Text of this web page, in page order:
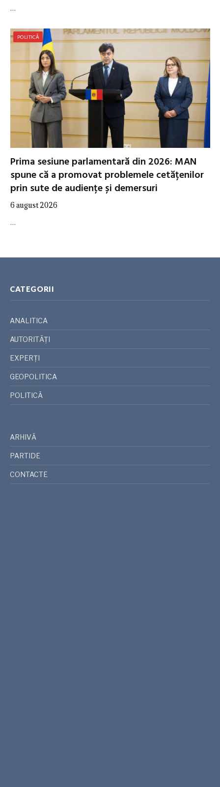
…
POLITICĂ
Prima sesiune parlamentară din 2026: MAN
spune că a promovat problemele cetățenilor
prin sute de audiențe și demersuri
6 august 2026
…
CATEGORII
ANALITICA
AUTORITĂȚI
EXPERȚI
GEOPOLITICA
POLITICĂ
ARHIVĂ
PARTIDE
CONTACTE